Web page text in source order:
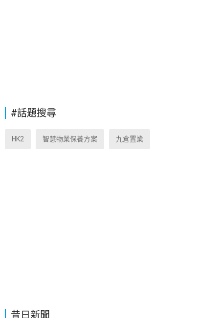
昔日新聞
#話題搜尋
HK2 智慧物業保養方案 九倉置業